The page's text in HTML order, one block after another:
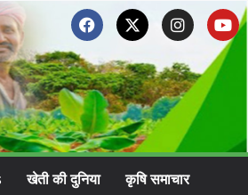
खेती की दुनिया
कृषि समाचार